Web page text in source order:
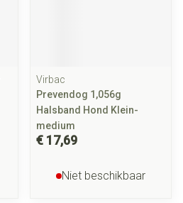
Virbac
Prevendog 1,056g
Halsband Hond Klein-
medium
€ 17,69
Niet beschikbaar